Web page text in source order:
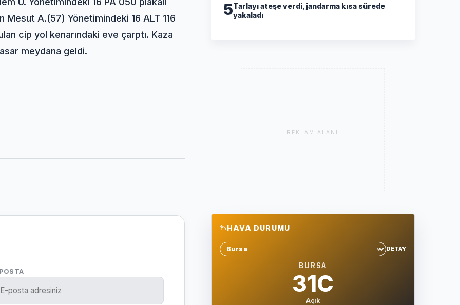
Mesut A.(57) Yönetimindeki 16 ALT 116
cip yol kenarındaki eve çarptı. Kaza
meydana geldi.
5Tarlayı ateşe verdi, jandarma kısa sürede
yakaladı
REKLAM ALANI
HAVA DURUMU
Sehir sec
DETAY
BURSA
31C
Açık